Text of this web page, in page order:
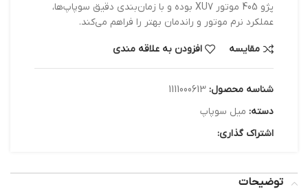
پژو 405 موتور XU7 بوده و با زمان‌بندی دقیق سوپاپ‌ها،
عملکرد نرم موتور و راندمان بهتر را فراهم می‌کند.
مقایسه افزودن به علاقه مندی
شناسه محصول: 1111000613
دسته: میل سوپاپ
اشتراک گذاری:
توضیحات